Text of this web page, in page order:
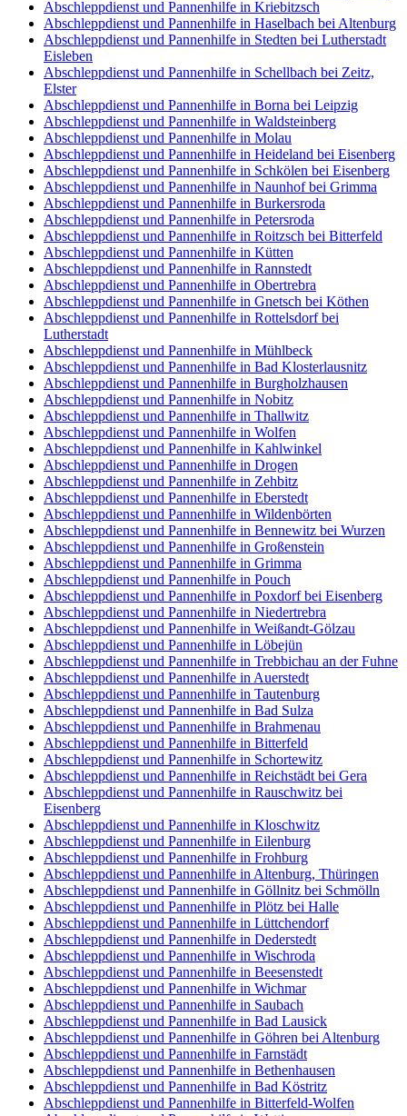
Abschleppdienst und Pannenhilfe in Kriebitzsch
Abschleppdienst und Pannenhilfe in Haselbach bei Altenburg
Abschleppdienst und Pannenhilfe in Stedten bei Lutherstadt
Eisleben
Abschleppdienst und Pannenhilfe in Schellbach bei Zeitz,
Elster
Abschleppdienst und Pannenhilfe in Borna bei Leipzig
Abschleppdienst und Pannenhilfe in Waldsteinberg
Abschleppdienst und Pannenhilfe in Molau
Abschleppdienst und Pannenhilfe in Heideland bei Eisenberg
Abschleppdienst und Pannenhilfe in Schkölen bei Eisenberg
Abschleppdienst und Pannenhilfe in Naunhof bei Grimma
Abschleppdienst und Pannenhilfe in Burkersroda
Abschleppdienst und Pannenhilfe in Petersroda
Abschleppdienst und Pannenhilfe in Roitzsch bei Bitterfeld
Abschleppdienst und Pannenhilfe in Kütten
Abschleppdienst und Pannenhilfe in Rannstedt
Abschleppdienst und Pannenhilfe in Obertrebra
Abschleppdienst und Pannenhilfe in Gnetsch bei Köthen
Abschleppdienst und Pannenhilfe in Rottelsdorf bei
Lutherstadt
Abschleppdienst und Pannenhilfe in Mühlbeck
Abschleppdienst und Pannenhilfe in Bad Klosterlausnitz
Abschleppdienst und Pannenhilfe in Burgholzhausen
Abschleppdienst und Pannenhilfe in Nobitz
Abschleppdienst und Pannenhilfe in Thallwitz
Abschleppdienst und Pannenhilfe in Wolfen
Abschleppdienst und Pannenhilfe in Kahlwinkel
Abschleppdienst und Pannenhilfe in Drogen
Abschleppdienst und Pannenhilfe in Zehbitz
Abschleppdienst und Pannenhilfe in Eberstedt
Abschleppdienst und Pannenhilfe in Wildenbörten
Abschleppdienst und Pannenhilfe in Bennewitz bei Wurzen
Abschleppdienst und Pannenhilfe in Großenstein
Abschleppdienst und Pannenhilfe in Grimma
Abschleppdienst und Pannenhilfe in Pouch
Abschleppdienst und Pannenhilfe in Poxdorf bei Eisenberg
Abschleppdienst und Pannenhilfe in Niedertrebra
Abschleppdienst und Pannenhilfe in Weißandt-Gölzau
Abschleppdienst und Pannenhilfe in Löbejün
Abschleppdienst und Pannenhilfe in Trebbichau an der Fuhne
Abschleppdienst und Pannenhilfe in Auerstedt
Abschleppdienst und Pannenhilfe in Tautenburg
Abschleppdienst und Pannenhilfe in Bad Sulza
Abschleppdienst und Pannenhilfe in Brahmenau
Abschleppdienst und Pannenhilfe in Bitterfeld
Abschleppdienst und Pannenhilfe in Schortewitz
Abschleppdienst und Pannenhilfe in Reichstädt bei Gera
Abschleppdienst und Pannenhilfe in Rauschwitz bei
Eisenberg
Abschleppdienst und Pannenhilfe in Kloschwitz
Abschleppdienst und Pannenhilfe in Eilenburg
Abschleppdienst und Pannenhilfe in Frohburg
Abschleppdienst und Pannenhilfe in Altenburg, Thüringen
Abschleppdienst und Pannenhilfe in Göllnitz bei Schmölln
Abschleppdienst und Pannenhilfe in Plötz bei Halle
Abschleppdienst und Pannenhilfe in Lüttchendorf
Abschleppdienst und Pannenhilfe in Dederstedt
Abschleppdienst und Pannenhilfe in Wischroda
Abschleppdienst und Pannenhilfe in Beesenstedt
Abschleppdienst und Pannenhilfe in Wichmar
Abschleppdienst und Pannenhilfe in Saubach
Abschleppdienst und Pannenhilfe in Bad Lausick
Abschleppdienst und Pannenhilfe in Göhren bei Altenburg
Abschleppdienst und Pannenhilfe in Farnstädt
Abschleppdienst und Pannenhilfe in Bethenhausen
Abschleppdienst und Pannenhilfe in Bad Köstritz
Abschleppdienst und Pannenhilfe in Bitterfeld-Wolfen